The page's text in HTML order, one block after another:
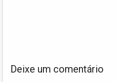
Deixe um comentário